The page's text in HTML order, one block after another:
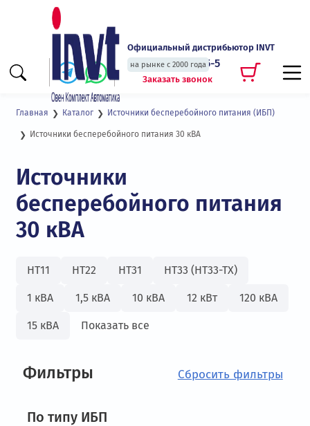
Официальный дистрибьютор INVT
на рынке с 2000 года
+7 (495) 135-135-5
Заказать звонок
Главная Каталог Источники бесперебойного питания (ИБП)
Источники бесперебойного питания 30 кВА
Источники
бесперебойного питания
30 кВА
HT11 HT22 HT31 HT33 (HT33-TX)
1 кВА 1,5 кВА 10 кВА 12 кВт 120 кВА
15 кВА Показать все
Фильтры
По типу ИБП